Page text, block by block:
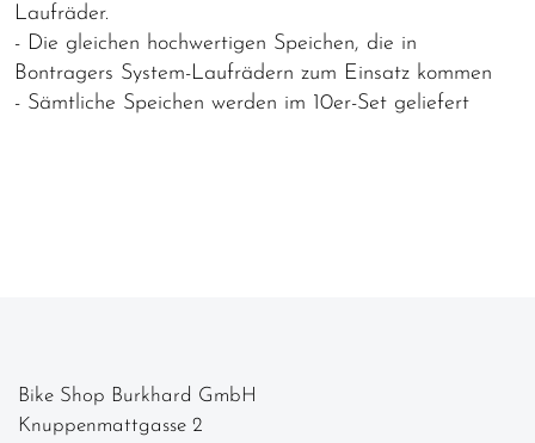
Laufräder.
- Die gleichen hochwertigen Speichen, die in
Bontragers System-Laufrädern zum Einsatz kommen
- Sämtliche Speichen werden im 10er-Set geliefert
Bike Shop Burkhard GmbH
Knuppenmattgasse 2